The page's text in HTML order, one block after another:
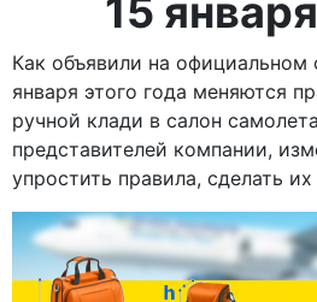
15
Как объявили на официальном
января этого года меняются
ручной клади в салон
представителей компании,
упростить правила, сделать их